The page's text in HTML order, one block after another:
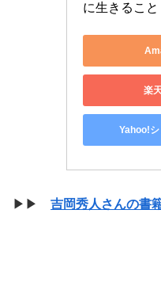
に生きること
楽
Yahoo!
▶▶ 吉岡秀人さんの書